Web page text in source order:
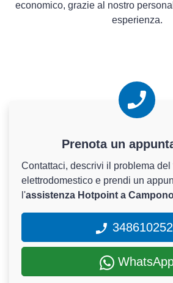
economico, grazie al nostro
esperienza.
Prenota un
Contattaci, descrivi il problema del
elettrodomestico e prendi un
l'assistenza Hotpoint a